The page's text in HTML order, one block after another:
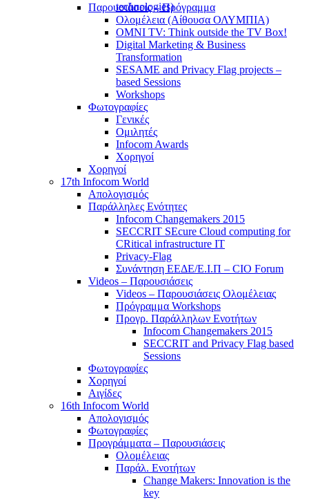
technologies)
Παρουσιάσεις – Πρόγραμμα
Ολομέλεια (Αίθουσα ΟΛΥΜΠΙΑ)
OMNI TV: Think outside the TV Box!
Digital Marketing & Business
Transformation
SESAME and Privacy Flag projects –
based Sessions
Workshops
Φωτογραφίες
Γενικές
Ομιλητές
Infocom Awards
Χορηγοί
Χορηγοί
17th Infocom World
Απολογισμός
Παράλληλες Ενότητες
Infocom Changemakers 2015
SECCRIT SEcure Cloud computing for
CRitical infrastructure IT
Privacy-Flag
Συνάντηση ΕΕΔΕ/Ε.Ι.Π – CIO Forum
Videos – Παρουσιάσεις
Videos – Παρουσιάσεις Ολομέλειας
Πρόγραμμα Workshops
Προγρ. Παράλληλων Ενοτήτων
Infocom Changemakers 2015
SECCRIT and Privacy Flag based
Sessions
Φωτογραφίες
Χορηγοί
Αιγίδες
16th Infocom World
Απολογισμός
Φωτογραφίες
Προγράμματα – Παρουσιάσεις
Ολομέλειας
Παράλ. Ενοτήτων
Change Makers: Innovation is the
key